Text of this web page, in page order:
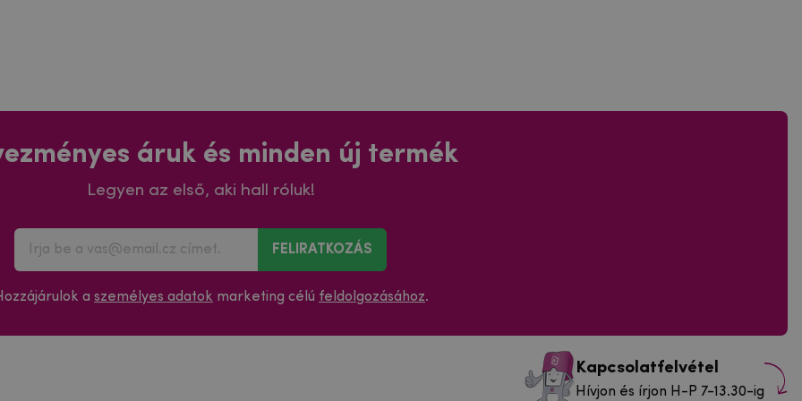
áruk és minden új termék
Legyen az első, aki hall róluk!
FELIRATKOZÁS
a személyes adatok marketing célú feldolgozásához.
Kapcsolatfelvétel
Hívjon és írjon H-P 7-13.30-ig